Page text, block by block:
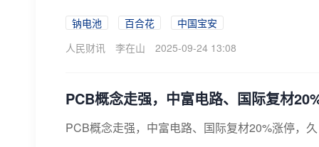
钠电池 百合花
中国宝安
人民财讯
李在山 2025-09-24 13:08
PCB概念走强，中富电路、国际复材
PCB概念走强，中富电路、国际复材20%涨停，